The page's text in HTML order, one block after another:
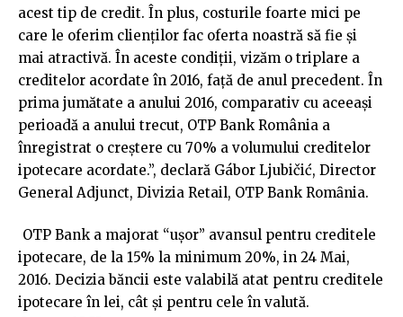
acest tip de credit. În plus, costurile foarte mici pe
care le oferim clienţilor fac oferta noastră să fie şi
mai atractivă. În aceste condiţii, vizăm o triplare a
creditelor acordate în 2016, faţă de anul precedent. În
prima jumătate a anului 2016, comparativ cu aceeași
perioadă a anului trecut, OTP Bank România a
înregistrat o creștere cu 70% a volumului creditelor
ipotecare acordate.”, declară Gábor Ljubičić, Director
General Adjunct, Divizia Retail, OTP Bank Romȃnia.
OTP Bank a majorat “uşor” avansul pentru creditele
ipotecare, de la 15% la minimum 20%, in 24 Mai,
2016. Decizia băncii este valabilă atat pentru creditele
ipotecare în lei, cât şi pentru cele în valută.